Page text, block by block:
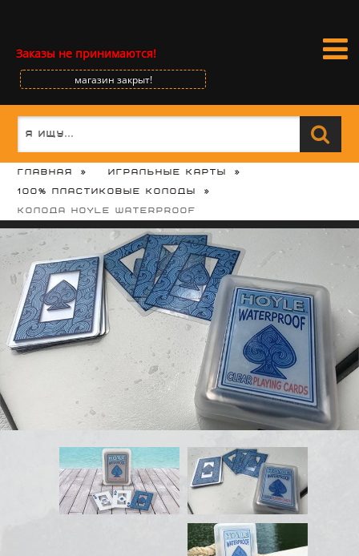
Заказы не принимаются!
магазин закрыт!
Главная
Игральные карты
100% пластиковые колоды
Колода Hoyle Waterproof